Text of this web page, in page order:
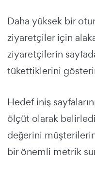
Daha yüksek bir
ziyaretçiler için
ziyaretçilerin
tükettiklerini
Hedef iniş
ölçüt olarak
değerini
bir önemli metrik